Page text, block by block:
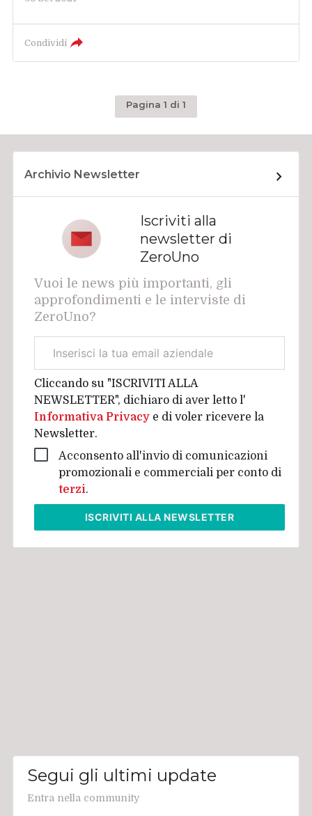
Condividi
Pagina 1 di 1
Archivio Newsletter
Iscriviti alla
newsletter di
ZeroUno
Vuoi le news più importanti, gli
approfondimenti e le interviste di
ZeroUno?
aziendale
Cliccando su "ISCRIVITI ALLA
NEWSLETTER", dichiaro di aver letto l'
Informativa Privacy e di voler ricevere la
Newsletter.
Acconsento all'invio di comunicazioni
promozionali e commerciali per conto di
terzi.
ISCRIVITI ALLA NEWSLETTER
Segui gli ultimi update
Entra nella community